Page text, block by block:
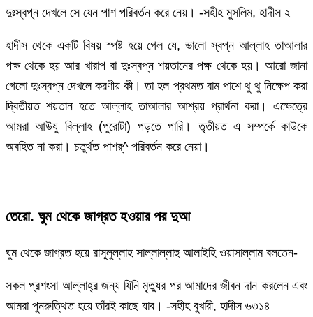
দুঃস্বপ্ন দেখলে সে যেন পাশ পরিবর্তন করে নেয়। -সহীহ মুসলিম, হাদীস ২
হাদীস থেকে একটি বিষয় স্পষ্ট হয়ে গেল যে, ভালো স্বপ্ন আল্লাহ তাআলার
পক্ষ থেকে হয় আর খারাপ বা দুঃস্বপ্ন শয়তানের পক্ষ থেকে হয়। আরো জানা
গেলো দুঃস্বপ্ন দেখলে করণীয় কী। তা হল প্রথমত বাম পাশে থু থু নিক্ষেপ করা
দ্বিতীয়ত শয়তান হতে আল্লাহ তাআলার আশ্রয় প্রার্থনা করা। এক্ষেত্রে
আমরা আউযু বিল্লাহ (পুরোটা) পড়তে পারি। তৃতীয়ত এ সম্পর্কে কাউকে
অবহিত না করা। চতুর্থত পাশর্^ পরিবর্তন করে নেয়া।
তেরো. ঘুম থেকে জাগ্রত হওয়ার পর দুআ
ঘুম থেকে জাগ্রত হয়ে রাসূলুল্লাহ সাল্লাল্লাহু আলাইহি ওয়াসাল্লাম বলতেন-
সকল প্রশংসা আল্লাহ্র জন্য যিনি মৃত্যুর পর আমাদের জীবন দান করলেন এবং
আমরা পুনরুত্থিত হয়ে তাঁরই কাছে যাব। -সহীহ বুখারী, হাদীস ৬৩১৪